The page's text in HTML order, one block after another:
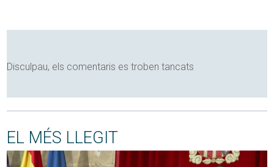
Disculpau, els comentaris es troben tancats
EL MÉS LLEGIT